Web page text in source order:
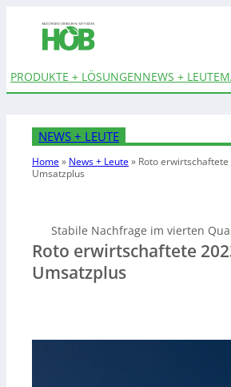
PRODUKTE + LÖSUNGENNEWS + LEUTE
NEWS + LEUTE
Home» News + Leute» Roto
Umsatzplus
Stabile Nachfrage im vierten
Roto erwirtschaftete
Umsatzplus